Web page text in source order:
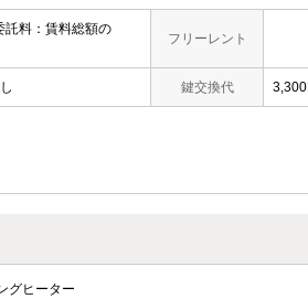
託料：賃料総額の
フリーレント
鍵交換代 3,300
グヒーター